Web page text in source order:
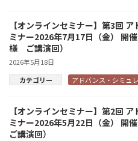
【オンラインセミナー】第3回
ミナー2026年7月17日（金）
様 ご講演回）
2026年5月18日
カテゴリー
アドバンス・シミュ
【オンラインセミナー】第2回
ミナー2026年5月22日（金）
ご講演回）